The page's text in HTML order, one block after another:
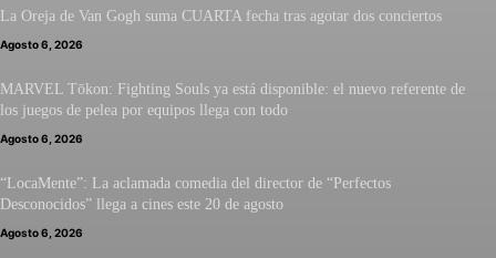
La Oreja de Van Gogh suma CUARTA fecha tras agotar dos conciertos
Agosto 6, 2026
MARVEL Tōkon: Fighting Souls ya está disponible: el nuevo referente de
los juegos de pelea por equipos llega con todo
Agosto 6, 2026
“LocaMente”: La aclamada comedia del director de “Perfectos
Desconocidos” llega a cines este 20 de agosto
Agosto 6, 2026